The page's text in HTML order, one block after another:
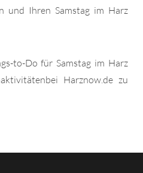
und Ihren Samstag im Harz
to-Do für Samstag im Harz
Harznow.de zu